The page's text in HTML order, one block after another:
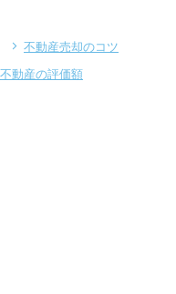
不動産売却のコツ
不動産の評価額